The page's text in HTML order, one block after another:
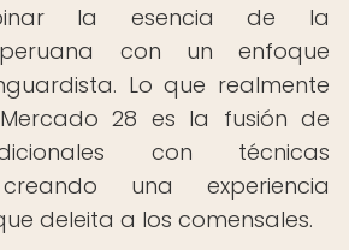
la esencia de la
con un enfoque
Lo que realmente
28 es la fusión de
con técnicas
una experiencia
deleita a los comensales.